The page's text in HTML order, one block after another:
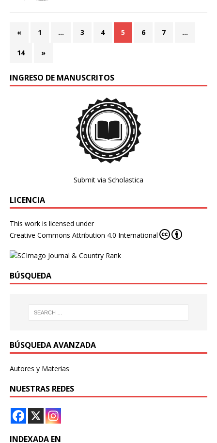
« 1 … 3 4 5 6 7 …
14 »
INGRESO DE MANUSCRITOS
Submit via Scholastica
LICENCIA
This work is licensed under
Creative Commons Attribution 4.0 International
BÚSQUEDA
BÚSQUEDA AVANZADA
Autores y Materias
NUESTRAS REDES
INDEXADA EN